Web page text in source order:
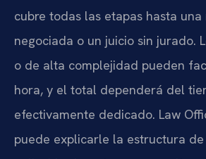
cubre todas las etapas hasta una
negociada o un juicio sin jurado.
o de alta complejidad pueden
hora, y el total dependerá del
efectivamente dedicado. Law
puede explicarle la estructura